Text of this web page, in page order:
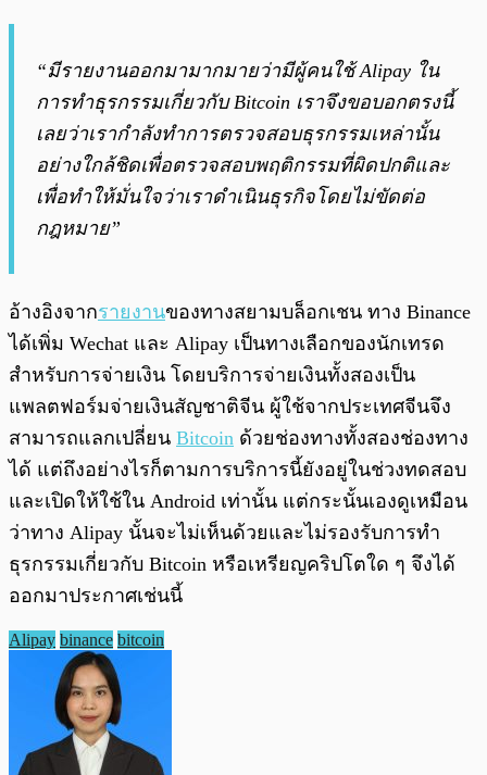
“มีรายงานออกมามากมายว่ามีผู้คนใช้ Alipay ใน
การทำธุรกรรมเกี่ยวกับ Bitcoin เราจึงขอบอกตรงนี้
เลยว่าเรากำลังทำการตรวจสอบธุรกรรมเหล่านั้น
อย่างใกล้ชิดเพื่อตรวจสอบพฤติกรรมที่ผิดปกติและ
เพื่อทำให้มั่นใจว่าเราดำเนินธุรกิจโดยไม่ขัดต่อ
กฎหมาย”
อ้างอิงจากรายงานของทางสยามบล็อกเชน ทาง Binance
ได้เพิ่ม Wechat และ Alipay เป็นทางเลือกของนักเทรด
สำหรับการจ่ายเงิน โดยบริการจ่ายเงินทั้งสองเป็น
แพลตฟอร์มจ่ายเงินสัญชาติจีน ผู้ใช้จากประเทศจีนจึง
สามารถแลกเปลี่ยน Bitcoin ด้วยช่องทางทั้งสองช่องทาง
ได้ แต่ถึงอย่างไรก็ตามการบริการนี้ยังอยู่ในช่วงทดสอบ
และเปิดให้ใช้ใน Android เท่านั้น แต่กระนั้นเองดูเหมือน
ว่าทาง Alipay นั้นจะไม่เห็นด้วยและไม่รองรับการทำ
ธุรกรรมเกี่ยวกับ Bitcoin หรือเหรียญคริปโตใด ๆ จึงได้
ออกมาประกาศเช่นนี้
Alipay binance bitcoin